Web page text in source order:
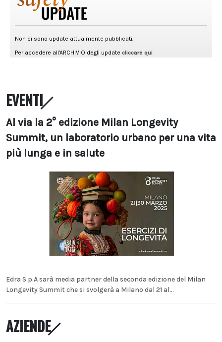
EVENTI
Al via la 2° edizione Milan Longevity
Summit, un laboratorio urbano per una vita
più lunga e in salute
Edra S.p.A sarà media partner della seconda edizione del Milan
Longevity Summit che si svolgerà a Milano dal 21 al...
AZIENDE